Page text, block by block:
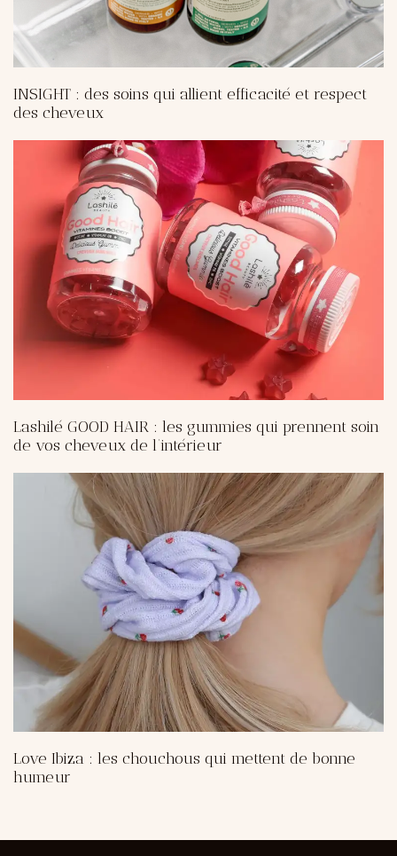
INSIGHT : des soins qui allient efficacité et respect
des cheveux
Lashilé GOOD HAIR : les gummies qui prennent soin
de vos cheveux de l’intérieur
Love Ibiza : les chouchous qui mettent de bonne
humeur